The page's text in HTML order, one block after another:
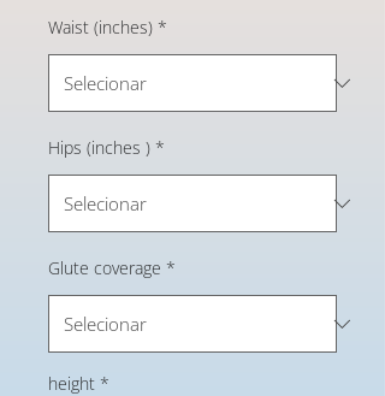
Waist (inches) *
Hips (inches ) *
Glute coverage *
height *